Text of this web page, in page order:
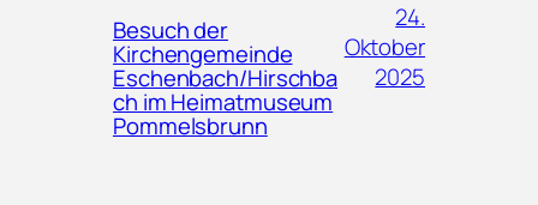
Besuch der
Kirchengemeinde
Eschenbach/Hirschba
ch im Heimatmuseum
Pommelsbrunn
24.
Oktober
2025